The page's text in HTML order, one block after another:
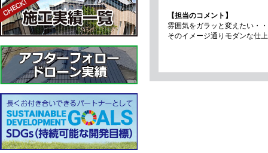
【担当のコメント】
雰囲気をガラッと変えたい・
そのイメージ通りモダンな仕